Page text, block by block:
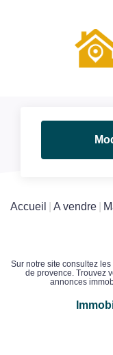
Accueil A vendre
Sur notre site consultez
de provence. Trouvez
annonces